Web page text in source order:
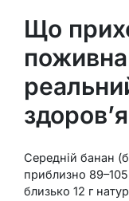
Що
поживна
здоров’я
Середній банан
приблизно 89–105
близько 12 г